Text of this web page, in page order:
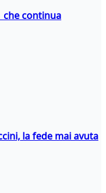
che continua
la fede mai avuta